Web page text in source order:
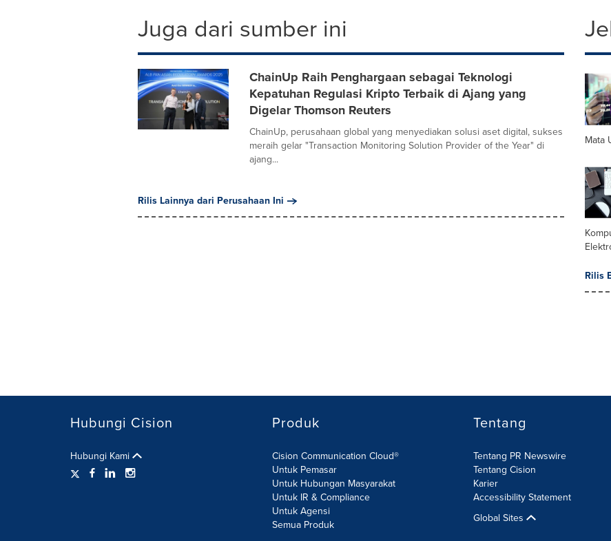
Juga dari sumber ini
ChainUp Raih Penghargaan sebagai Teknologi
Kepatuhan Regulasi Kripto Terbaik di Ajang yang
Digelar Thomson Reuters
ChainUp, perusahaan global yang menyediakan solusi aset digital, sukses
meraih gelar "Transaction Monitoring Solution Provider of the Year" di
ajang...
Rilis Lainnya dari Perusahaan Ini
Mata
Rilis
Hubungi Cision
Hubungi Kami
Produk
Cision Communication Cloud®
Untuk Pemasar
Untuk Hubungan Masyarakat
Untuk IR & Compliance
Untuk Agensi
Semua Produk
Tentang
Tentang PR Newswire
Tentang Cision
Karier
Accessibility Statement
Global Sites